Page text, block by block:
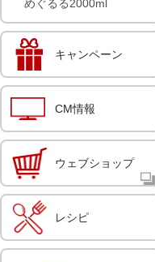
めぐるる2000ml
キャンペーン
CM情報
ウェブショップ
レシピ